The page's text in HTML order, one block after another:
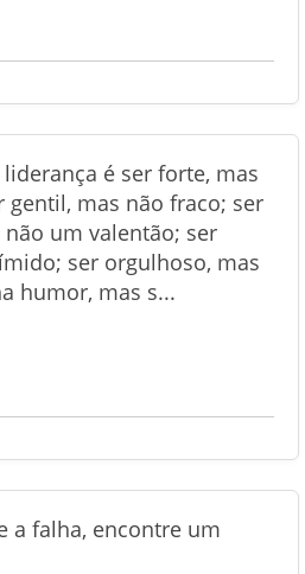
é ser forte, mas
gentil, mas não fraco; ser
um valentão; ser
ser orgulhoso, mas
humor, mas s...
a falha, encontre um